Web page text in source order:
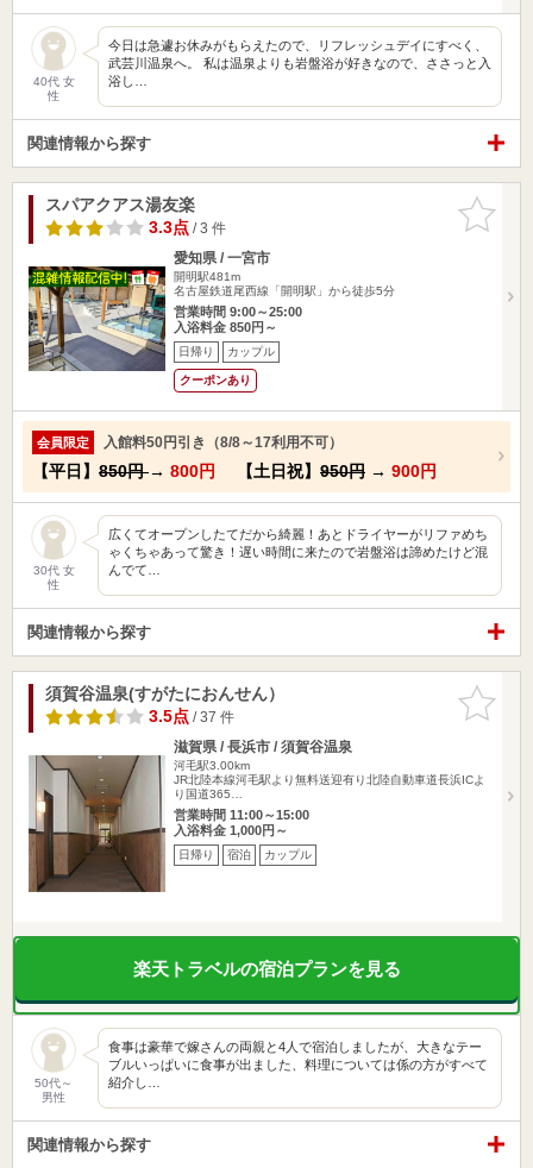
40代 女
性
今日は急遽お休みがもらえたので、リフレッシュデイにすべく、
武芸川温泉へ。 私は温泉よりも岩盤浴が好きなので、ささっと入
浴し…
関連情報から探す
お気に入
りに追加
スパアクアス湯友楽
3.3点/ 3 件
愛知県 / 一宮市
開明駅481m
名古屋鉄道尾西線「開明駅」から徒歩5分
営業時間 9:00～25:00
入浴料金 850円～
日帰り カップル
クーポンあり
会員限定 入館料50円引き（8/8～17利用不可）
【平日】 850円→ 800円 【土日祝】 950円 → 900円
30代 女
性
広くてオープンしたてだから綺麗！あとドライヤーがリファめち
ゃくちゃあって驚き！遅い時間に来たので岩盤浴は諦めたけど混
んでて…
関連情報から探す
お気に入
りに追加
須賀谷温泉(すがたにおんせん）
3.5点/ 37 件
滋賀県 / 長浜市 / 須賀谷温泉
河毛駅3.00km
JR北陸本線河毛駅より無料送迎有り北陸自動車道長浜ICよ
り国道365…
営業時間 11:00～15:00
入浴料金 1,000円～
日帰り 宿泊 カップル
楽天トラベルの宿泊プランを見る
50代～
男性
食事は豪華で嫁さんの両親と4人で宿泊しましたが、大きなテー
ブルいっぱいに食事が出ました、料理については係の方がすべて
紹介し…
関連情報から探す